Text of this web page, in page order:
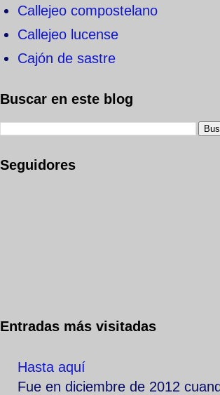
Callejeo compostelano
Callejeo lucense
Cajón de sastre
Buscar en este blog
Seguidores
Entradas más visitadas
Hasta aquí
Fue en diciembre de 2012